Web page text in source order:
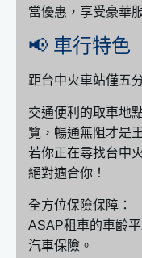
當優惠，享受豪華
📢 車行特色
距台中火車站僅五
交通便利的取車地
覽，暢通無阻才是
若你正在尋找台中
絕對適合你！
全方位保險保障：
ASAP租車的車齡
汽車保險。